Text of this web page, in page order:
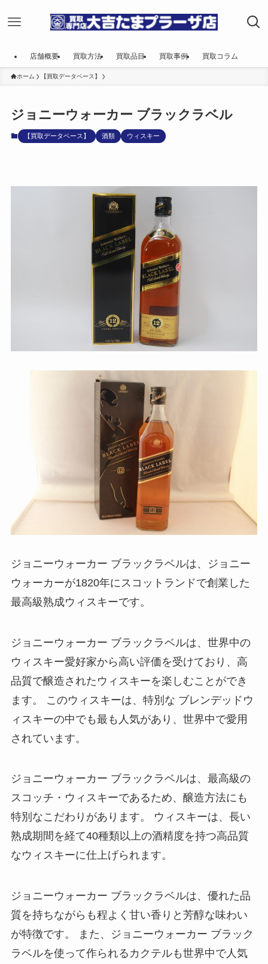
店舗概要 買取方法 買取品目 買取事例 買取コラム
ホーム 【買取データベース】
ジョニーウォーカー ブラックラベル
【買取データベース】 酒類 ウィスキー
ジョニーウォーカー ブラックラベルは、ジョニー
ウォーカーが1820年にスコットランドで創業した
最高級熟成ウィスキーです。
ジョニーウォーカー ブラックラベルは、世界中の
ウィスキー愛好家から高い評価を受けており、高
品質で醸造されたウィスキーを楽しむことができ
ます。 このウィスキーは、特別な ブレンデッドウ
ィスキーの中でも最も人気があり、世界中で愛用
されています。
ジョニーウォーカー ブラックラベルは、最高級の
スコッチ・ウィスキーであるため、醸造方法にも
特別なこだわりがあります。 ウィスキーは、長い
熟成期間を経て40種類以上の酒精度を持つ高品質
なウィスキーに仕上げられます。
ジョニーウォーカー ブラックラベルは、優れた品
質を持ちながらも程よく甘い香りと芳醇な味わい
が特徴です。 また、ジョニーウォーカー ブラック
ラベルを使って作られるカクテルも世界中で人気